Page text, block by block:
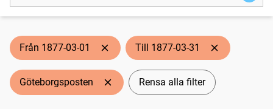
Från 1877-03-01 Till 1877-03-31
Göteborgsposten Rensa alla filter